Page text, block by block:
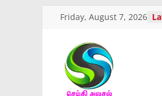
Friday, August 7, 2026